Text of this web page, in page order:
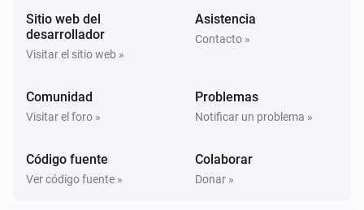
Abrir
Sitio web del
desarrollador
Visitar el sitio web »
Asistencia
Contacto »
Comunidad
Visitar el foro »
Problemas
Notificar un problema »
Código fuente
Ver código fuente »
Colaborar
Donar »